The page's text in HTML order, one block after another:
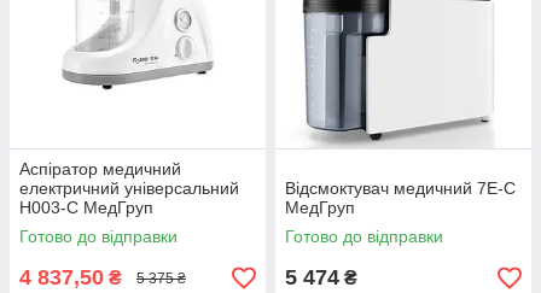
Аспіратор медичний
електричний універсальний
H003-C МедГруп
Готово до відправки
4 837,50 ₴ 5 375 ₴
Відсмоктувач медичний 7E-C
МедГруп
Готово до відправки
5 474 ₴